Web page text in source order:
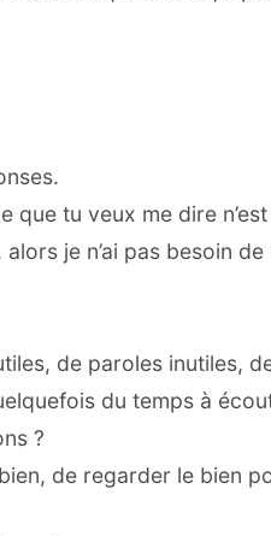
tu veux me dire n’est
je n’ai pas besoin
de paroles inutiles,
du temps à
?
de regarder le bien